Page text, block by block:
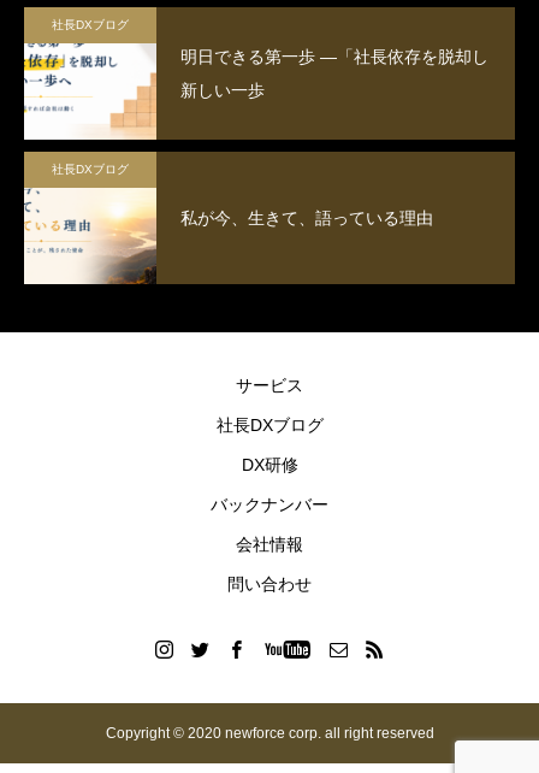
社長DXブログ
明日できる第一歩 ―「社長依存を脱却し
新しい一歩
社長DXブログ
私が今、生きて、語っている理由
サービス
社長DXブログ
DX研修
バックナンバー
会社情報
問い合わせ
Copyright © 2020 newforce corp. all right reserved